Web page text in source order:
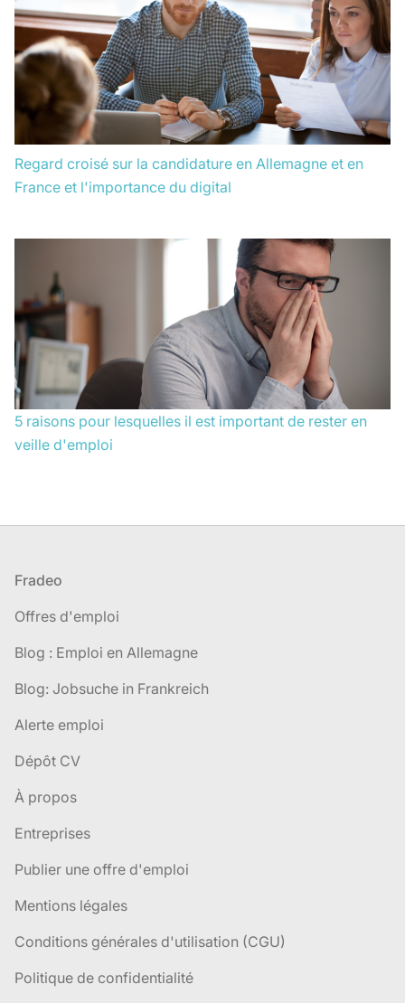
Regard croisé sur la candidature en Allemagne et en
France et l'importance du digital
5 raisons pour lesquelles il est important de rester en
veille d'emploi
Pied de page
Fradeo
Offres d'emploi
Blog : Emploi en Allemagne
Blog: Jobsuche in Frankreich
Alerte emploi
Dépôt CV
À propos
Entreprises
Publier une offre d'emploi
Mentions légales
Conditions générales d'utilisation (CGU)
Politique de confidentialité